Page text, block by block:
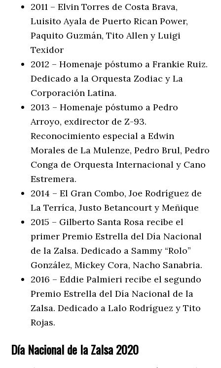
2011 – Elvin Torres de Costa Brava,
Luisito Ayala de Puerto Rican Power,
Paquito Guzmán, Tito Allen y Luigi
Texidor
2012 – Homenaje póstumo a Frankie Ruiz.
Dedicado a la Orquesta Zodiac y La
Corporación Latina.
2013 – Homenaje póstumo a Pedro
Arroyo, exdirector de Z-93.
Reconocimiento especial a Edwin
Morales de La Mulenze, Pedro Brul, Pedro
Conga de Orquesta Internacional y Cano
Estremera.
2014 – El Gran Combo, Joe Rodríguez de
La Terríca, Justo Betancourt y Meñique
2015 – Gilberto Santa Rosa recibe el
primer Premio Estrella del Día Nacional
de la Zalsa. Dedicado a Sammy “Rolo”
González, Mickey Cora, Nacho Sanabria.
2016 – Eddie Palmieri recibe el segundo
Premio Estrella del Día Nacional de la
Zalsa. Dedicado a Lalo Rodríguez y Tito
Rojas.
Día Nacional de laZalsa2020